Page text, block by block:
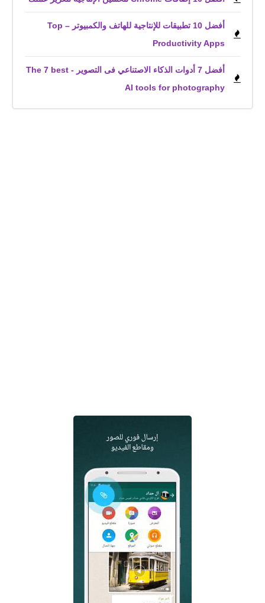
أفضل 10 تطبيقات للإنتاجية للهاتف والكمبيوتر – Top
Productivity Apps
أفضل 7 أدوات الذكاء الاصتناعي فى التصوير - The 7 best
AI tools for photography